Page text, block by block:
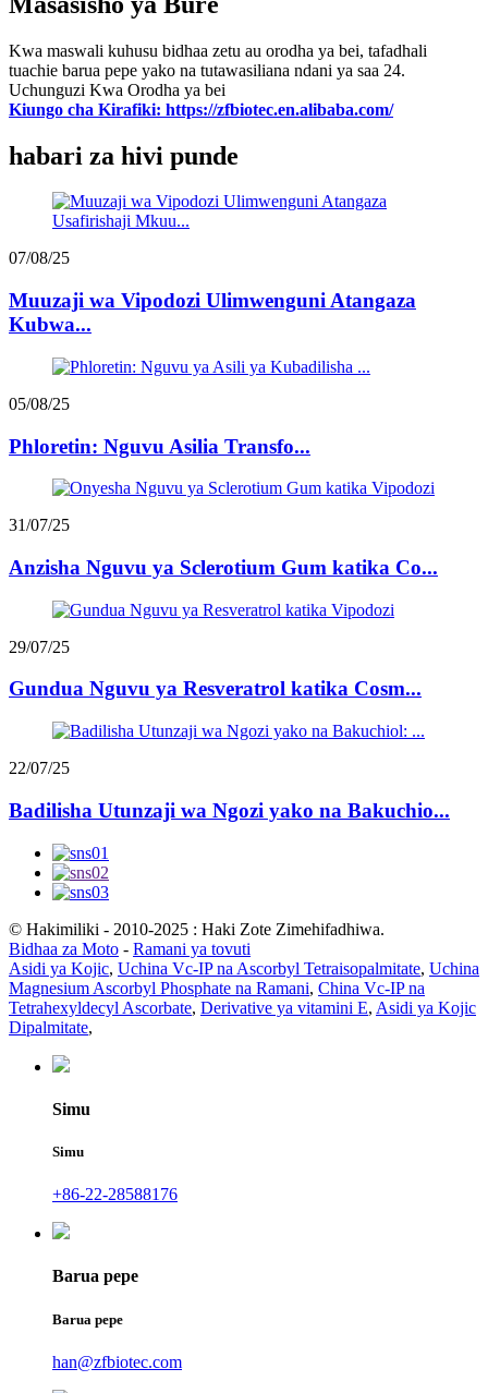
Kwa maswali kuhusu bidhaa zetu au orodha ya bei, tafadhali
tuachie barua pepe yako na tutawasiliana ndani ya saa 24.
Uchunguzi Kwa Orodha ya bei
Kiungo cha Kirafiki: https://zfbiotec.en.alibaba.com/
habari za hivi punde
07/08/25
Muuzaji wa Vipodozi Ulimwenguni Atangaza
Kubwa...
05/08/25
Phloretin: Nguvu Asilia Transfo...
31/07/25
Anzisha Nguvu ya Sclerotium Gum katika Co...
29/07/25
Gundua Nguvu ya Resveratrol katika Cosm...
22/07/25
Badilisha Utunzaji wa Ngozi yako na Bakuchio...
© Hakimiliki - 2010-2025 : Haki Zote Zimehifadhiwa.
Bidhaa za Moto - Ramani ya tovuti
Asidi ya Kojic, Uchina Vc-IP na Ascorbyl Tetraisopalmitate, Uchina
Magnesium Ascorbyl Phosphate na Ramani, China Vc-IP na
Tetrahexyldecyl Ascorbate, Derivative ya vitamini E, Asidi ya Kojic
Dipalmitate,
Simu
Simu
+86-22-28588176
Barua pepe
Barua pepe
han@zfbiotec.com